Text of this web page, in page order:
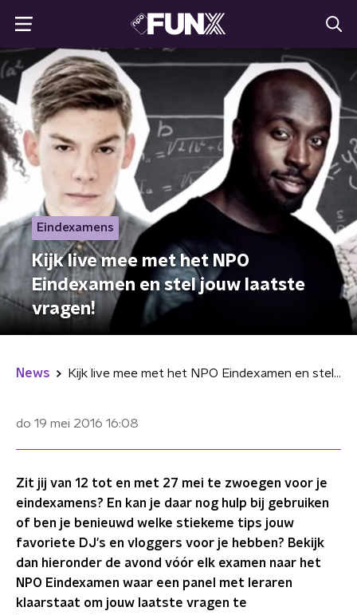
Eindexamens
Kijk live mee met het NPO
Eindexamen en stel jouw laatste
vragen!
News Kijk live mee met het NPO Eindexamen en stel jouw laatste vragen!
do 19 mei 2016 16:08
Zit jij van 12 tot en met 27 mei te zwoegen voor je
eindexamens? En kan je daar nog hulp bij gebruiken
of ben je benieuwd welke stiekeme tips jouw
favoriete DJ's en vloggers voor je hebben? Bekijk
dan hieronder de avond vóór elk examen naar het
NPO Eindexamen waar een panel met leraren
klaarstaat om jouw laatste vragen te